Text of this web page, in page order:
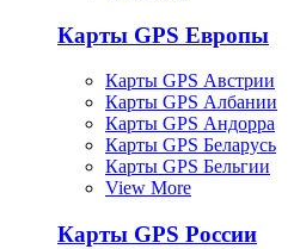
Карты GPS Европы
Карты GPS Австрии
Карты GPS Албании
Карты GPS Андорра
Карты GPS Беларусь
Карты GPS Бельгии
View More
Карты GPS России